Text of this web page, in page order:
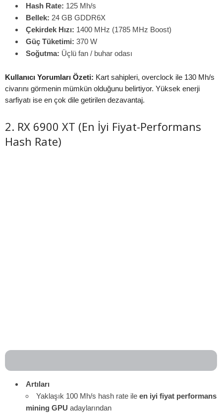
Hash Rate: 125 Mh/s
Bellek: 24 GB GDDR6X
Çekirdek Hızı: 1400 MHz (1785 MHz Boost)
Güç Tüketimi: 370 W
Soğutma: Üçlü fan / buhar odası
Kullanıcı Yorumları Özeti: Kart sahipleri, overclock ile 130 Mh/s
civarını görmenin mümkün olduğunu belirtiyor. Yüksek enerji
sarfiyatı ise en çok dile getirilen dezavantaj.
2. RX 6900 XT (En İyi Fiyat-Performans
Hash Rate)
Artıları
Yaklaşık 100 Mh/s hash rate ile en iyi fiyat performans
mining GPU adaylarından